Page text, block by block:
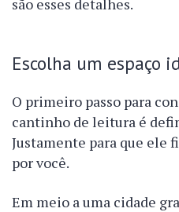
são esses detalhes.
Escolha um espaço
O primeiro passo para
cantinho de leitura é
Justamente para que ele
por você.
Em meio a uma cidade